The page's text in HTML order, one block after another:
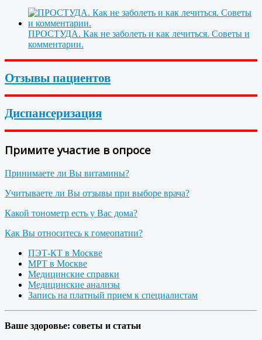
ПРОСТУДА. Как не заболеть и как лечиться. Советы и
комментарии.
Отзывы пациентов
Диспансеризация
Примите участие в опросе
Принимаете ли Вы витамины?
Учитываете ли Вы отзывы при выборе врача?
Какой тонометр есть у Вас дома?
Как Вы относитесь к гомеопатии?
ПЭТ-КТ в Москве
МРТ в Москве
Медицинские справки
Медицинские анализы
Запись на платный прием к специалистам
Ваше здоровье: советы и статьи